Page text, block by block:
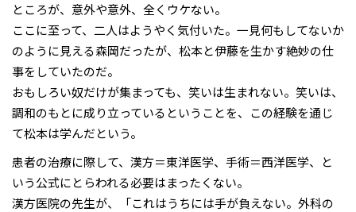
ところが、意外や意外、全くウケない。
ここに至って、二人はようやく気付いた。一見何もしてないか
のように見える森岡だったが、松本と伊藤を生かす絶妙の仕
事をしていたのだ。
おもしろい奴だけが集まっても、笑いは生まれない。笑いは、
調和のもとに成り立っているということを、この経験を通じ
て松本は学んだという。
患者の治療に際して、漢方＝東洋医学、手術＝西洋医学、と
いう公式にとらわれる必要はまったくない。
漢方医院の先生が、「これはうちには手が負えない。外科の